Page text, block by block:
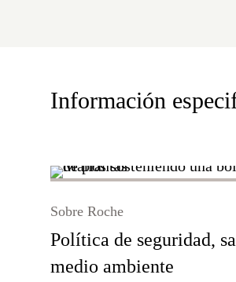
Información
Política de seguridad,
medio ambiente
Sobre Roche